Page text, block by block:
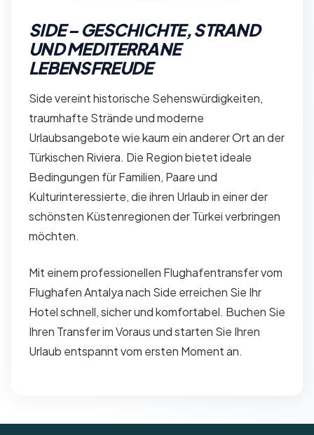
SIDE – GESCHICHTE, STRAND
UND MEDITERRANE
LEBENSFREUDE
Side vereint historische Sehenswürdigkeiten,
traumhafte Strände und moderne
Urlaubsangebote wie kaum ein anderer Ort an der
Türkischen Riviera. Die Region bietet ideale
Bedingungen für Familien, Paare und
Kulturinteressierte, die ihren Urlaub in einer der
schönsten Küstenregionen der Türkei verbringen
möchten.
Mit einem professionellen Flughafentransfer vom
Flughafen Antalya nach Side erreichen Sie Ihr
Hotel schnell, sicher und komfortabel. Buchen Sie
Ihren Transfer im Voraus und starten Sie Ihren
Urlaub entspannt vom ersten Moment an.